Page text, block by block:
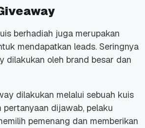
berhadiah juga merupakan
mendapatkan leads. Seringnya
dilakukan oleh brand besar dan
dilakukan melalui sebuah kuis
pertanyaan dijawab, pelaku
pemenang dan memberikan